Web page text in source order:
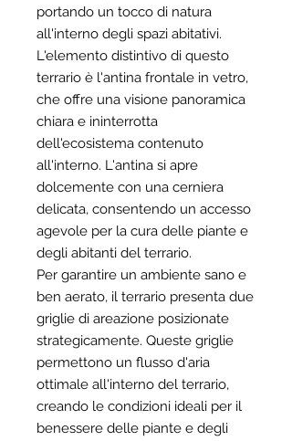
portando un tocco di natura
all'interno degli spazi abitativi.
L'elemento distintivo di questo
terrario è l'antina frontale in vetro,
che offre una visione panoramica
chiara e ininterrotta
dell'ecosistema contenuto
all'interno. L'antina si apre
dolcemente con una cerniera
delicata, consentendo un accesso
agevole per la cura delle piante e
degli abitanti del terrario.
Per garantire un ambiente sano e
ben aerato, il terrario presenta due
griglie di areazione posizionate
strategicamente. Queste griglie
permettono un flusso d'aria
ottimale all'interno del terrario,
creando le condizioni ideali per il
benessere delle piante e degli